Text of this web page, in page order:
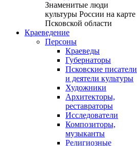
Знаменитые люди
культуры России на карте
Псковской области
Краеведение
Персоны
Краеведы
Губернаторы
Псковские писатели
и деятели культуры
Художники
Архитекторы,
реставраторы
Исследователи
Композиторы,
музыканты
Религиозные